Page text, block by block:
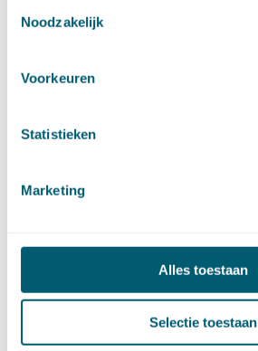
Noodzakelijk
Voorkeuren
Statistieken
Marketing
Alles toestaan
Selectie toestaan
augustus (2)
juni (14)
maart (15)
►
2019 (147)
augustus (10)
juni (10)